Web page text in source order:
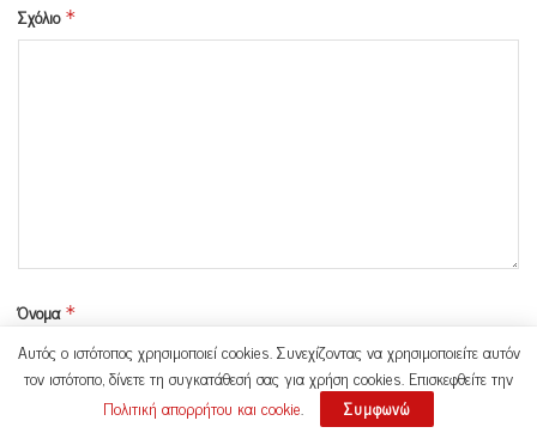
Σχόλιο *
Όνομα *
Αυτός ο ιστότοπος χρησιμοποιεί cookies. Συνεχίζοντας να χρησιμοποιείτε αυτόν
τον ιστότοπο, δίνετε τη συγκατάθεσή σας για χρήση cookies. Επισκεφθείτε την
Πολιτική απορρήτου και cookie. Συμφωνώ